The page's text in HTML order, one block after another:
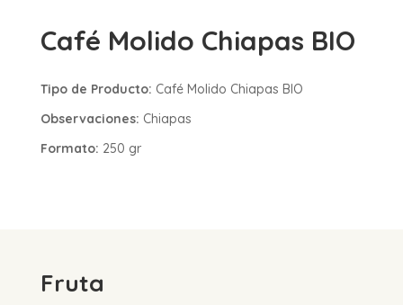
Café Molido Chiapas BIO
Tipo de Producto: Café Molido Chiapas BIO
Observaciones: Chiapas
Formato: 250 gr
Fruta